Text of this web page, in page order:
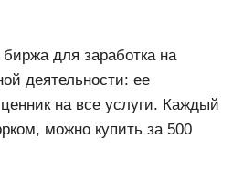
для заработка на
деятельности: ее
на все услуги. Каждый
можно купить за 500